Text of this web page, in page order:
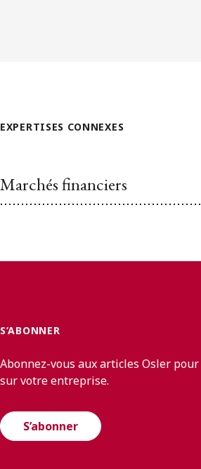
EXPERTISES CONNEXES
Marchés financiers
S’ABONNER
Abonnez-vous aux articles Osler
sur votre entreprise.
S’abonner